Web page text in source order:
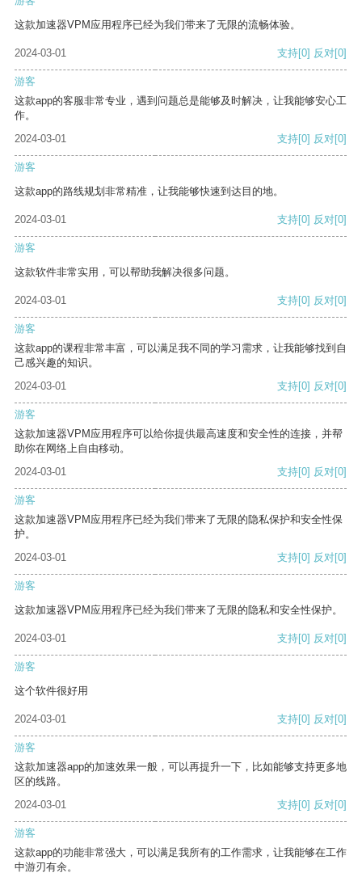
这款加速器VPM应用程序已经为我们带来了无限的流畅体验。
2024-03-01 支持[0] 反对[0]
游客
这款app的客服非常专业，遇到问题总是能够及时解决，让我能够安心工
作。
2024-03-01
支持[0] 反对[0]
游客
这款app的路线规划非常精准，让我能够快速到达目的地。
2024-03-01 支持[0] 反对[0]
游客
这款软件非常实用，可以帮助我解决很多问题。
2024-03-01 支持[0] 反对[0]
游客
这款app的课程非常丰富，可以满足我不同的学习需求，让我能够找到自
己感兴趣的知识。
2024-03-01
支持[0] 反对[0]
游客
这款加速器VPM应用程序可以给你提供最高速度和安全性的连接，并帮
助你在网络上自由移动。
2024-03-01
支持[0] 反对[0]
游客
这款加速器VPM应用程序已经为我们带来了无限的隐私保护和安全性保
护。
2024-03-01
支持[0] 反对[0]
游客
这款加速器VPM应用程序已经为我们带来了无限的隐私和安全性保护。
2024-03-01 支持[0] 反对[0]
游客
这个软件很好用
2024-03-01 支持[0] 反对[0]
游客
这款加速器app的加速效果一般，可以再提升一下，比如能够支持更多地
区的线路。
2024-03-01
支持[0] 反对[0]
游客
这款app的功能非常强大，可以满足我所有的工作需求，让我能够在工作
中游刃有余。